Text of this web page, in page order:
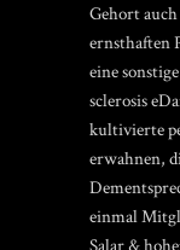
Gehort
ernsthaften
eine
sclerosis
kultivierte
erwahnen,
einmal